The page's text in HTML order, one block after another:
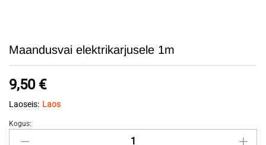
Maandusvai elektrikarjusele 1m
9,50 €
Laoseis: Laos
Maandusvai
Kogus: